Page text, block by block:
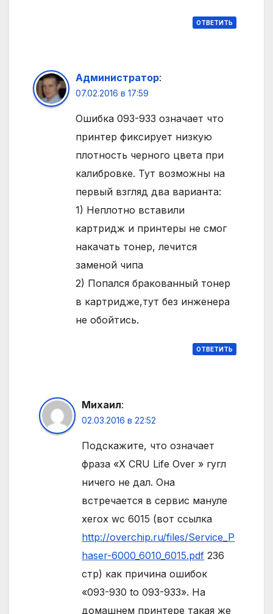
ОТВЕТИТЬ
Администратор:
07.02.2016 в 17:59
Ошибка 093-933 означает что
принтер фиксирует низкую
плотность черного цвета при
калибровке. Тут возможны на
первый взгляд два варианта:
1) Неплотно вставили
картридж и принтеры не смог
накачать тонер, лечится
заменой чипа
2) Попался бракованный тонер
в картридже,тут без инженера
не обойтись.
ОТВЕТИТЬ
Михаил:
02.03.2016 в 22:52
Подскажите, что означает
фраза «X CRU Life Over » гугл
ничего не дал. Она
встречается в сервис мануле
xerox wc 6015 (вот ссылка
http://overchip.ru/files/Service_P
haser-6000_6010_6015.pdf 236
стр) как причина ошибок
«093-930 to 093-933». На
домашнем принтере такая же